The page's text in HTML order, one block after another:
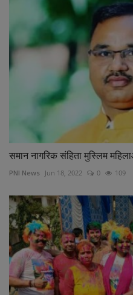
समान नागरिक संहिता मुस्लिम
PNI News Jun 18, 2022 0 109